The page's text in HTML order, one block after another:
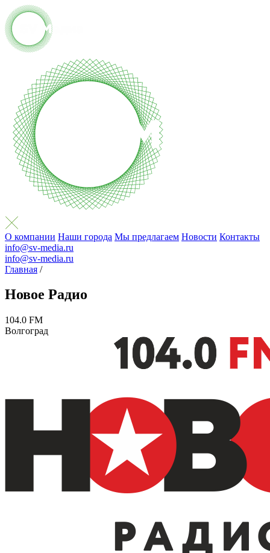
О компании Наши города Мы предлагаем Новости Контакты
info@sv-media.ru
info@sv-media.ru
Главная /
Новое Радио
104.0 FM
Волгоград